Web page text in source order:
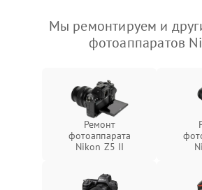
Мы ремонтируем и
фотоаппаратов
Ремонт
фотоаппарата
Nikon Z5 II